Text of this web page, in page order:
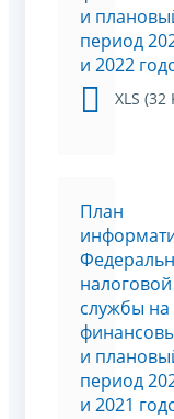
и
период
и 2022
XLS (32
План
налоговой
службы на
и
период
и 2021